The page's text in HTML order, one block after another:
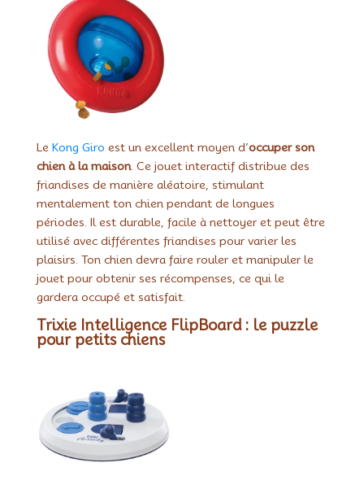
Le Kong Giro est un excellent moyen d’occuper son
chien à la maison. Ce jouet interactif distribue des
friandises de manière aléatoire, stimulant
mentalement ton chien pendant de longues
périodes. Il est durable, facile à nettoyer et peut être
utilisé avec différentes friandises pour varier les
plaisirs. Ton chien devra faire rouler et manipuler le
jouet pour obtenir ses récompenses, ce qui le
gardera occupé et satisfait.
Trixie Intelligence FlipBoard : le puzzle
pour petits chiens